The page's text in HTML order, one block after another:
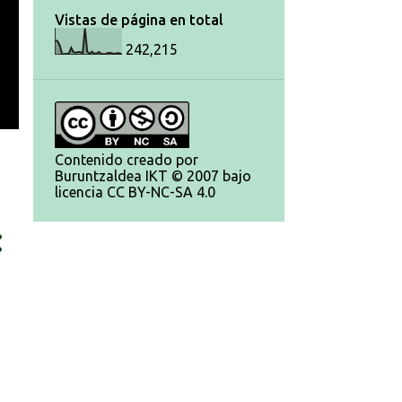
Vistas de página en total
242,215
Contenido creado por
Buruntzaldea IKT © 2007 bajo
licencia CC BY-NC-SA 4.0